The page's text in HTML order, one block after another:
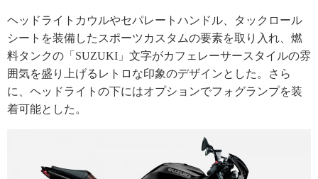
ヘッドライトカウルやセパレートハンドル、タックロール
シートを装備したスポーツカスタムの要素を取り入れ、燃
料タンクの「SUZUKI」文字がカフェレーサースタイルの雰
囲気を盛り上げるレトロな印象のデザインとした。さら
に、ヘッドライトの下にはオプションでフォグランプを装
着可能とした。